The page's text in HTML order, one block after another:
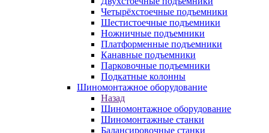
Четырёхстоечные подъемники
Шестистоечные подъемники
Ножничные подъемники
Платформенные подъемники
Канавные подъемники
Парковочные подъемники
Подкатные колонны
Шиномонтажное оборудование
Назад
Шиномонтажное оборудование
Шиномонтажные станки
Балансировочные станки